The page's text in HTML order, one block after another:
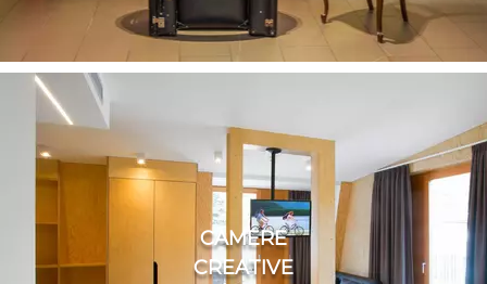
CAMERE
CREATIVE